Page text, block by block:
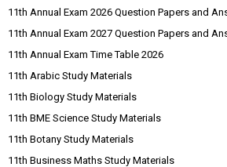
11th Annual Exam 2026 Question Papers and
11th Annual Exam 2027 Question Papers and
11th Annual Exam Time Table 2026
11th Arabic Study Materials
11th Biology Study Materials
11th BME Science Study Materials
11th Botany Study Materials
11th Business Maths Study Materials